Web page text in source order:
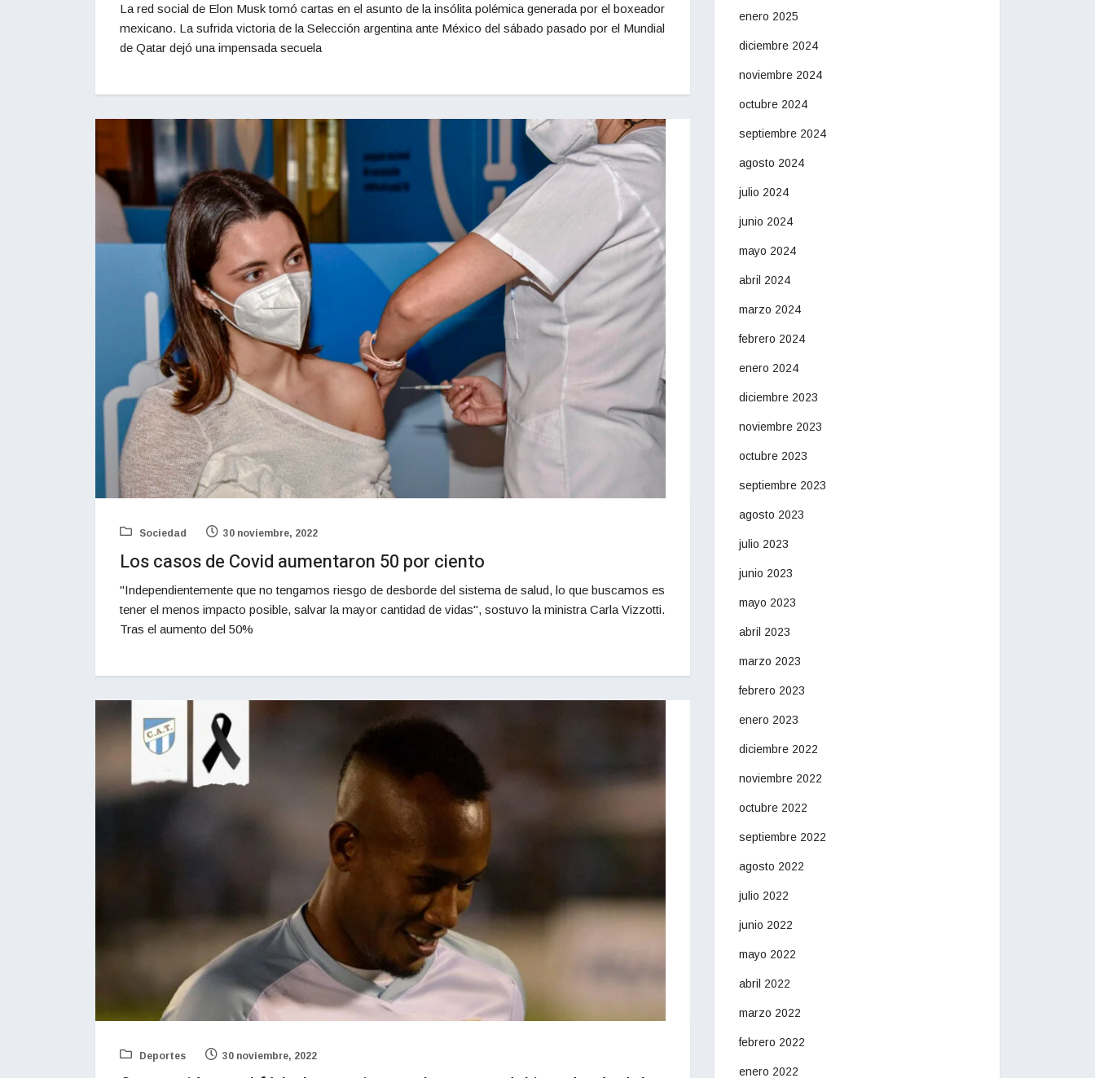
La red social de Elon Musk tomó cartas en el asunto de la insólita polémica generada por el boxeador
mexicano. La sufrida victoria de la Selección argentina ante México del sábado pasado por el Mundial
de Qatar dejó una impensada secuela
Sociedad 30 noviembre, 2022
Los casos de Covid aumentaron 50 por ciento
"Independientemente que no tengamos riesgo de desborde del sistema de salud, lo que buscamos es
tener el menos impacto posible, salvar la mayor cantidad de vidas", sostuvo la ministra Carla Vizzotti.
Tras el aumento del 50%
Deportes 30 noviembre, 2022
enero 2025
diciembre 2024
noviembre 2024
octubre 2024
septiembre 2024
agosto 2024
julio 2024
junio 2024
mayo 2024
abril 2024
marzo 2024
febrero 2024
enero 2024
diciembre 2023
noviembre 2023
octubre 2023
septiembre 2023
agosto 2023
julio 2023
junio 2023
mayo 2023
abril 2023
marzo 2023
febrero 2023
enero 2023
diciembre 2022
noviembre 2022
octubre 2022
septiembre 2022
agosto 2022
julio 2022
junio 2022
mayo 2022
abril 2022
marzo 2022
febrero 2022
enero 2022